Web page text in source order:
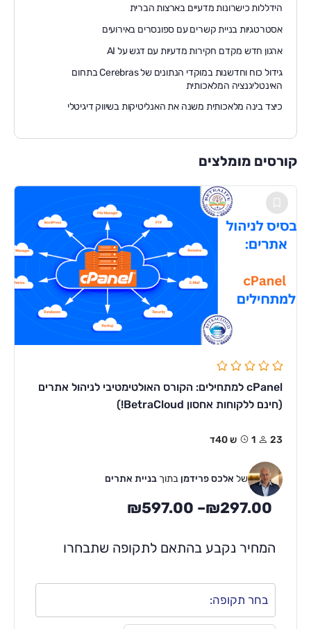
הידללות כישרונות מדעיים בארצות הברית
אסטרטגיות בניית קשרים עם ספונסרים באירועים
ארגון חדש מקדם חקירות מדעיות עם דגש על AI
גידול כוח וחדשנות במוקדי הנתונים של Cerebras בתחום
האינטליגנציה המלאכותית
כיצד בינה מלאכותית משנה את האנליטיקות בשיווק דיגיטלי
קורסים מומלצים
cPanel למתחילים: הקורס האולטימטיבי לניהול אתרים
(חינם ללקוחות אחסון BetraCloud!)
23 1ש 40ד
של אלכס פרידמן בתוך בניית אתרים
₪297.00
–
₪597.00
המחיר נקבע בהתאם לתקופה שתבחרו
בחר תקופה: